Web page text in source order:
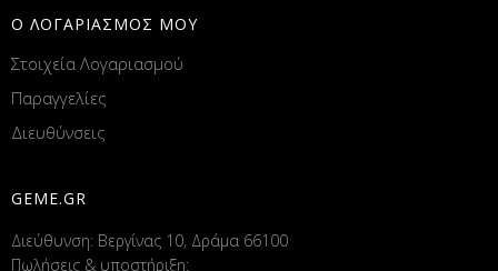
Ο ΛΟΓΑΡΙΑΣΜΟΣ ΜΟΥ
Στοιχεία Λογαριασμού
Παραγγελίες
Διευθύνσεις
GEME.GR
Διεύθυνση: Βεργίνας 10, Δράμα 66100
Πωλήσεις & υποστήριξη: